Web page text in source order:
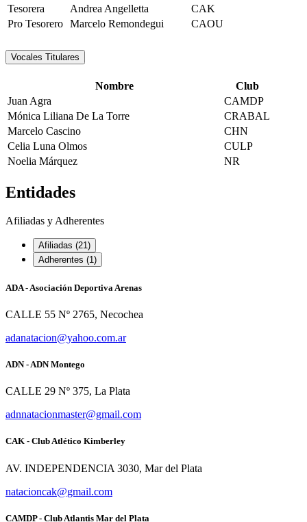
Tesorera
Andrea Angelletta
CAK
Pro Tesorero Marcelo Remondegui CAOU
Vocales Titulares
Nombre
Club
Juan Agra
CAMDP
Mónica Liliana De La Torre
CRABAL
Marcelo Cascino
CHN
Celia Luna Olmos
CULP
Noelia Márquez
NR
Entidades
Afiliadas y Adherentes
Afiliadas (21)
Adherentes (1)
ADA - Asociación Deportiva Arenas
CALLE 55 Nº 2765, Necochea
adanatacion@yahoo.com.ar
ADN - ADN Montego
CALLE 29 Nº 375, La Plata
adnnatacionmaster@gmail.com
CAK - Club Atlético Kimberley
AV. INDEPENDENCIA 3030, Mar del Plata
natacioncak@gmail.com
CAMDP - Club Atlantis Mar del Plata